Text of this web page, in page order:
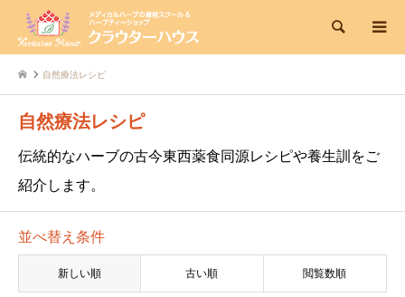
検索
自然療法レシピ
自然療法レシピ
伝統的なハーブの古今東西薬食同源レシピや養生訓をご
紹介します。
並べ替え条件
新しい順 古い順 閲覧数順